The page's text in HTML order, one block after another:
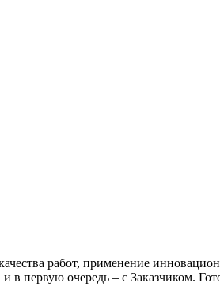
работ, применение
в первую очередь – с Заказчиком.